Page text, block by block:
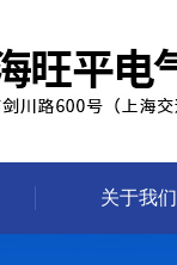
关于我们